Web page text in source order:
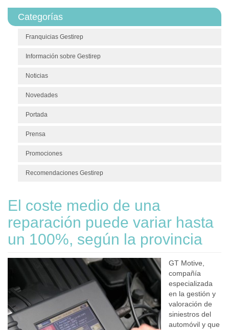
Categorías
Franquicias Gestirep
Información sobre Gestirep
Noticias
Novedades
Portada
Prensa
Promociones
Recomendaciones Gestirep
El coste medio de una
reparación puede variar hasta
un 100%, según la provincia
GT Motive,
compañía
especializada
en la gestión y
valoración de
siniestros del
automóvil y que